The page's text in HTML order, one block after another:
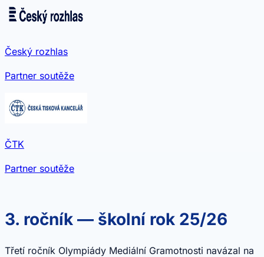
Český rozhlas
Partner soutěže
ČTK
Partner soutěže
3. ročník — školní rok 25/26
Třetí ročník Olympiády Mediální Gramotnosti navázal na